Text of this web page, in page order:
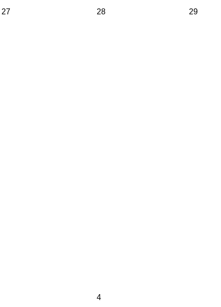
27 28 29
4